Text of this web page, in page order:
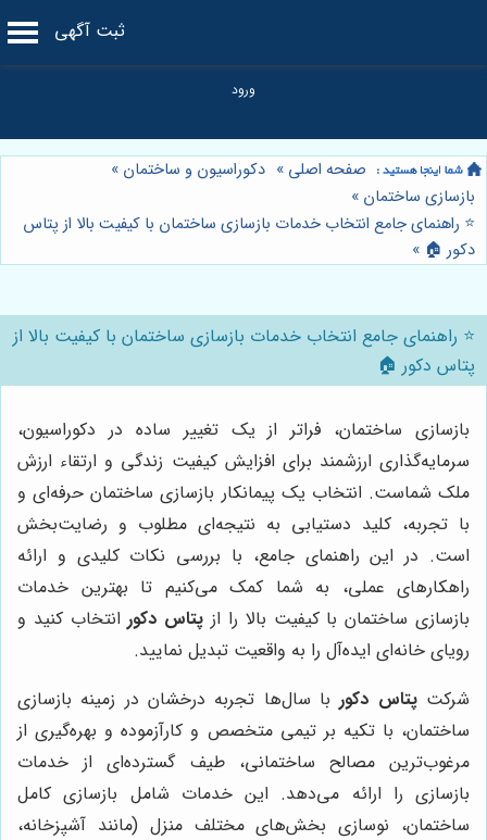
ثبت آگهی
صفحه اصلی » دکوراسیون و ساختمان »
بازسازی ساختمان »
⭐️ راهنمای جامع انتخاب خدمات بازسازی ساختمان با کیفیت بالا از پتاس
دکور 🏠 »
⭐️ راهنمای جامع انتخاب خدمات بازسازی ساختمان با کیفیت بالا از
پتاس دکور 🏠
بازسازی ساختمان، فراتر از یک تغییر ساده در دکوراسیون،
سرمایه‌گذاری ارزشمند برای افزایش کیفیت زندگی و ارتقاء ارزش
ملک شماست. انتخاب یک پیمانکار بازسازی ساختمان حرفه‌ای و
با تجربه، کلید دستیابی به نتیجه‌ای مطلوب و رضایت‌بخش
است. در این راهنمای جامع، با بررسی نکات کلیدی و ارائه
راهکارهای عملی، به شما کمک می‌کنیم تا بهترین خدمات
بازسازی ساختمان با کیفیت بالا را از پتاس دکورانتخاب کنید و
رویای خانه‌ای ایده‌آل را به واقعیت تبدیل نمایید.
شرکتپتاس دکوربا سال‌ها تجربه درخشان در زمینه بازسازی
ساختمان، با تکیه بر تیمی متخصص و کارآزموده و بهره‌گیری از
مرغوب‌ترین مصالح ساختمانی، طیف گسترده‌ای از خدمات
بازسازی را ارائه می‌دهد. این خدمات شامل بازسازی کامل
ساختمان، نوسازی بخش‌های مختلف منزل (مانند آشپزخانه،